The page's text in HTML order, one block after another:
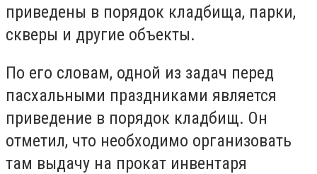
приведены в порядок кладбища, парки,
скверы и другие объекты.
По его словам, одной из задач перед
пасхальными праздниками является
приведение в порядок кладбищ. Он
отметил, что необходимо организовать
там выдачу на прокат инвентаря